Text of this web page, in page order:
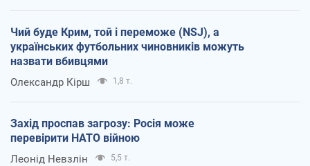
Чий буде Крим, той і переможе (NSJ), а
українських футбольних чиновників можуть
назвати вбивцями
Олександр Кірш 1,8 т.
Захід проспав загрозу: Росія може
перевірити НАТО війною
Леонід Невзлін 5,5 т.